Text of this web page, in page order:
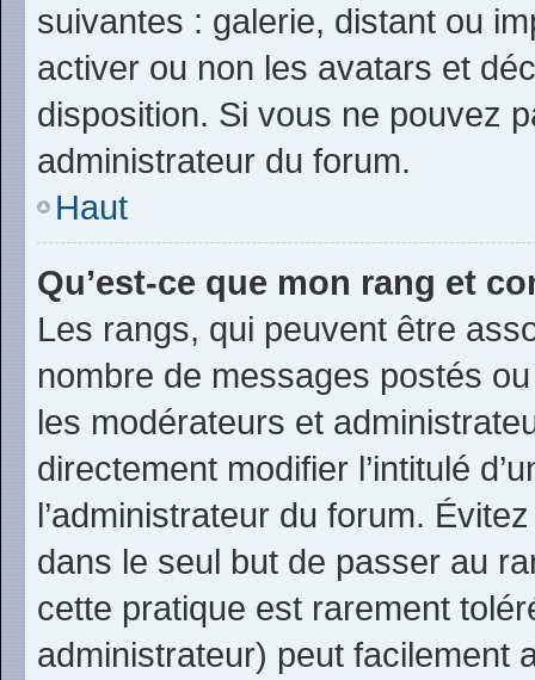
suivantes : galerie, distant ou
activer ou non les avatars et
disposition. Si vous ne pouvez
administrateur du forum.
Haut
Qu’est-ce que mon rang et
Les rangs, qui peuvent être
nombre de messages postés
les modérateurs et
directement modifier l’intitulé
l’administrateur du forum.
dans le seul but de passer au
cette pratique est rarement
administrateur) peut facilement